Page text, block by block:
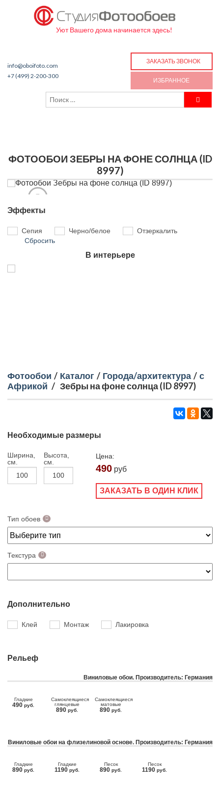
Уют Вашего дома начинается здесь!
info@oboifoto.com
+7 (499) 2-200-300
ЗАКАЗАТЬ ЗВОНОК
ИЗБРАННОЕ
ФОТООБОИ ЗЕБРЫ НА ФОНЕ СОЛНЦА (ID
8997)
Эффекты
Сепия Черно/белое
Отзеркалить
Сбросить
В интерьере
Фотообои / Каталог / Города/архитектура / с
Африкой / Зебры на фоне солнца (ID 8997)
Необходимые размеры
Ширина,
см.
Высота,
см.
Цена:
490 руб
ЗАКАЗАТЬ В ОДИН КЛИК
Тип обоев
Текстура
Дополнительно
Клей Монтаж Лакировка
Рельеф
Виниловые обои. Производитель: Германия
Гладкие
490 руб.
Самоклеящиеся
глянцевые
890 руб.
Самоклеящиеся
матовые
890 руб.
Виниловые обои на флизелиновой основе. Производитель: Германия
Гладкие
890 руб.
Гладкие
1190 руб.
Песок
890 руб.
Песок
1190 руб.